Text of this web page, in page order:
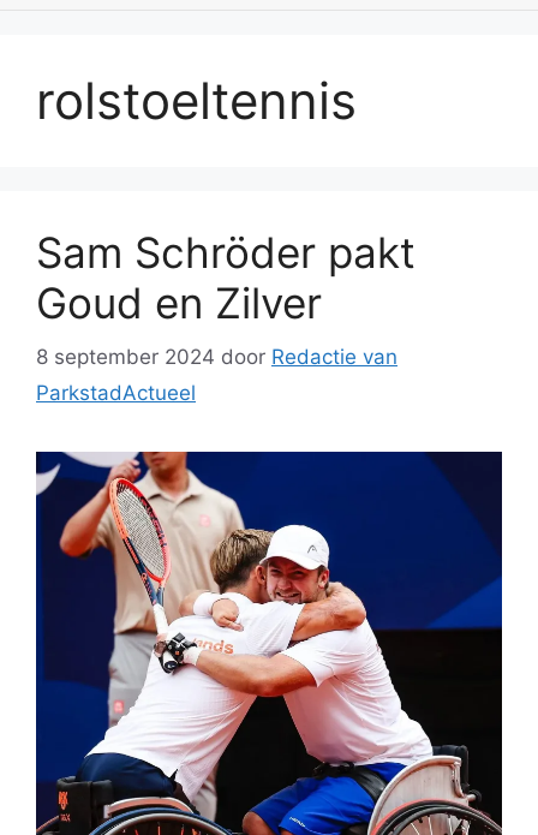
rolstoeltennis
Sam Schröder pakt
Goud en Zilver
8 september 2024 door Redactie van
ParkstadActueel